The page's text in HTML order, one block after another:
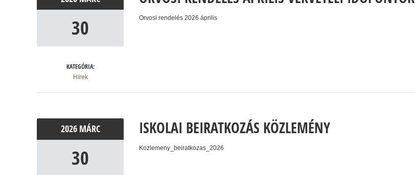
30
KATEGÓRIA:
Hírek
Orvosi rendelés 2026 április
2026 MÁRC
30
ISKOLAI BEIRATKOZÁS KÖZLEMÉNY
Kozlemeny_beiratkozas_2026